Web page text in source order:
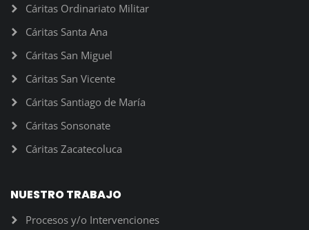
Cáritas Ordinariato Militar
Cáritas Santa Ana
Cáritas San Miguel
Cáritas San Vicente
Cáritas Santiago de María
Cáritas Sonsonate
Cáritas Zacatecoluca
NUESTRO TRABAJO
Procesos y/o Intervenciones